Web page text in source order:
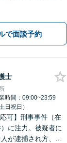
で面談予約
士
時間：09:00~23:59
土日祝日）
可】刑事事件（在
に注力。被疑者に
が逮捕され方、す